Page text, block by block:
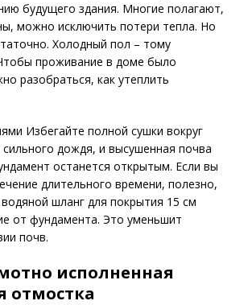
будущего здания. Многие полагают,
можно исключить потери тепла. Но
Холодный пол – тому
проживание в доме было
разобраться, как утеплить
Избегайте полной сушки вокруг
дождя, и высушенная почва
останется открытым. Если вы
длительного времени, полезно,
шланг для покрытия 15 см
от фундамента. Это уменьшит
почв.
исполненная
отмостка